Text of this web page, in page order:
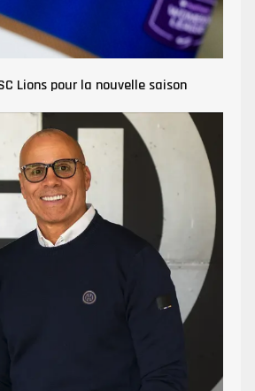
Lions pour la nouvelle saison